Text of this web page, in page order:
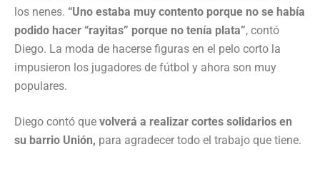
los nenes. “Uno estaba muy contento porque no se había
podido hacer “rayitas” porque no tenía plata”, contó
Diego. La moda de hacerse figuras en el pelo corto la
impusieron los jugadores de fútbol y ahora son muy
populares.
Diego contó que volverá a realizar cortes solidarios en
su barrio Unión, para agradecer todo el trabajo que tiene.